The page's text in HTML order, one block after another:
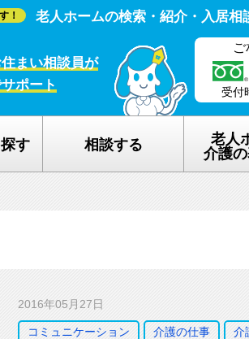
！ 老人ホームの検索・紹介・入居相
まい相談員が
ポート
受付
す 相談する
老人
介護
認知症について
2016年05月27日
コミュニケーション 介護の仕事 介